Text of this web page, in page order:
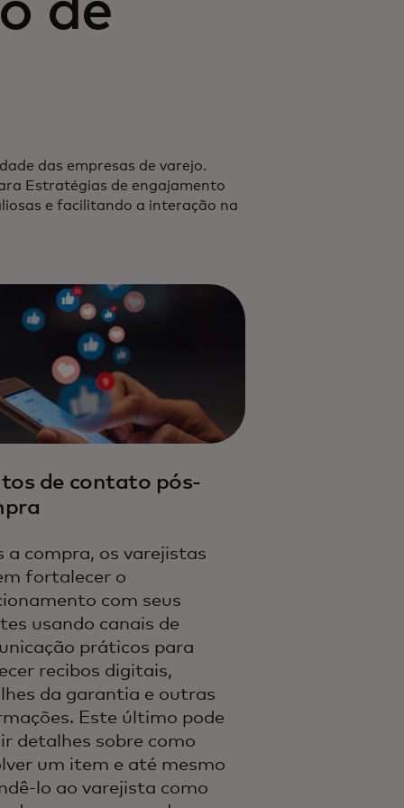
de
das empresas de varejo.
Estratégias de engajamento
e facilitando a interação na
de contato pós-
a compra, os varejistas
fortalecer o
com seus
usando canais de
práticos para
recibos digitais,
da garantia e outras
Este último pode
detalhes sobre como
um item e até mesmo
lo ao varejista como